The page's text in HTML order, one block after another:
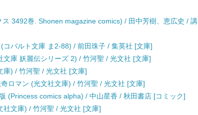
3492巻. Shonen magazine comics) / 田中芳樹、恵広史 / 講
コバルト文庫 ま2-88) / 前田珠子 / 集英社 [文庫]
文庫 妖麗伝シリーズ 2) / 竹河聖 / 光文社 [文庫]
庫) / 竹河聖 / 光文社 [文庫]
ロマン (光文社文庫) / 竹河聖 / 光文社 [文庫]
(Princess comics alpha) / 中山星香 / 秋田書店 [コミック]
社文庫) / 竹河聖 / 光文社 [文庫]